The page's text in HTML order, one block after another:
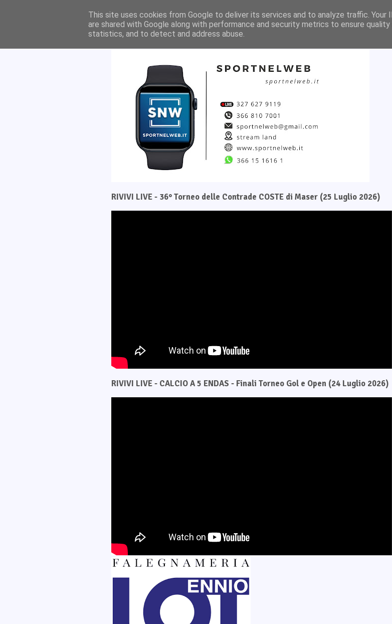
Home Il progetto Pagina Facebook SNW TV
RIVIVI LIVE - 36° Torneo delle Contrade COSTE di Maser (25 Luglio 2026)
RIVIVI LIVE - CALCIO A 5 ENDAS - Finali Torneo Gol e Open (24 Luglio 2026)
This site uses cookies from Google to deliver its services and to analyze traffic. Your
are shared with Google along with performance and security metrics to ensure
statistics, and to detect and address abuse.